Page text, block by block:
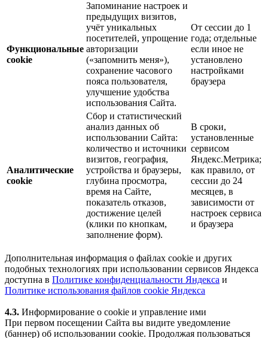
Функциональные
cookie
Запоминание настроек и
предыдущих визитов,
учёт уникальных
посетителей, упрощение
авторизации
(«запомнить меня»),
сохранение часового
пояса пользователя,
улучшение удобства
использования Сайта.
От сессии до 1
года; отдельные
если иное не
установлено
настройками
браузера
Аналитические
cookie
Сбор и статистический
анализ данных об
использовании Сайта:
количество и источники
визитов, география,
устройства и браузеры,
глубина просмотра,
время на Сайте,
показатель отказов,
достижение целей
(клики по кнопкам,
заполнение форм).
В сроки,
установленные
сервисом
Яндекс.Метрика;
как правило, от
сессии до 24
месяцев, в
зависимости от
настроек сервиса
и браузера
Дополнительная информация о файлах cookie и других
подобных технологиях при использовании сервисов Яндекса
доступна в Политике конфиденциальности Яндекса и
Политике использования файлов cookie Яндекса
4.3. Информирование о cookie и управление ими
При первом посещении Сайта вы видите уведомление
(баннер) об использовании cookie. Продолжая пользоваться